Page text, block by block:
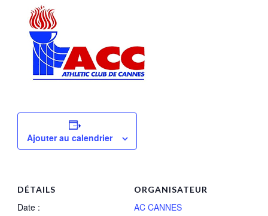
Ajouter au calendrier
DÉTAILS
Date :
ORGANISATEUR
AC CANNES